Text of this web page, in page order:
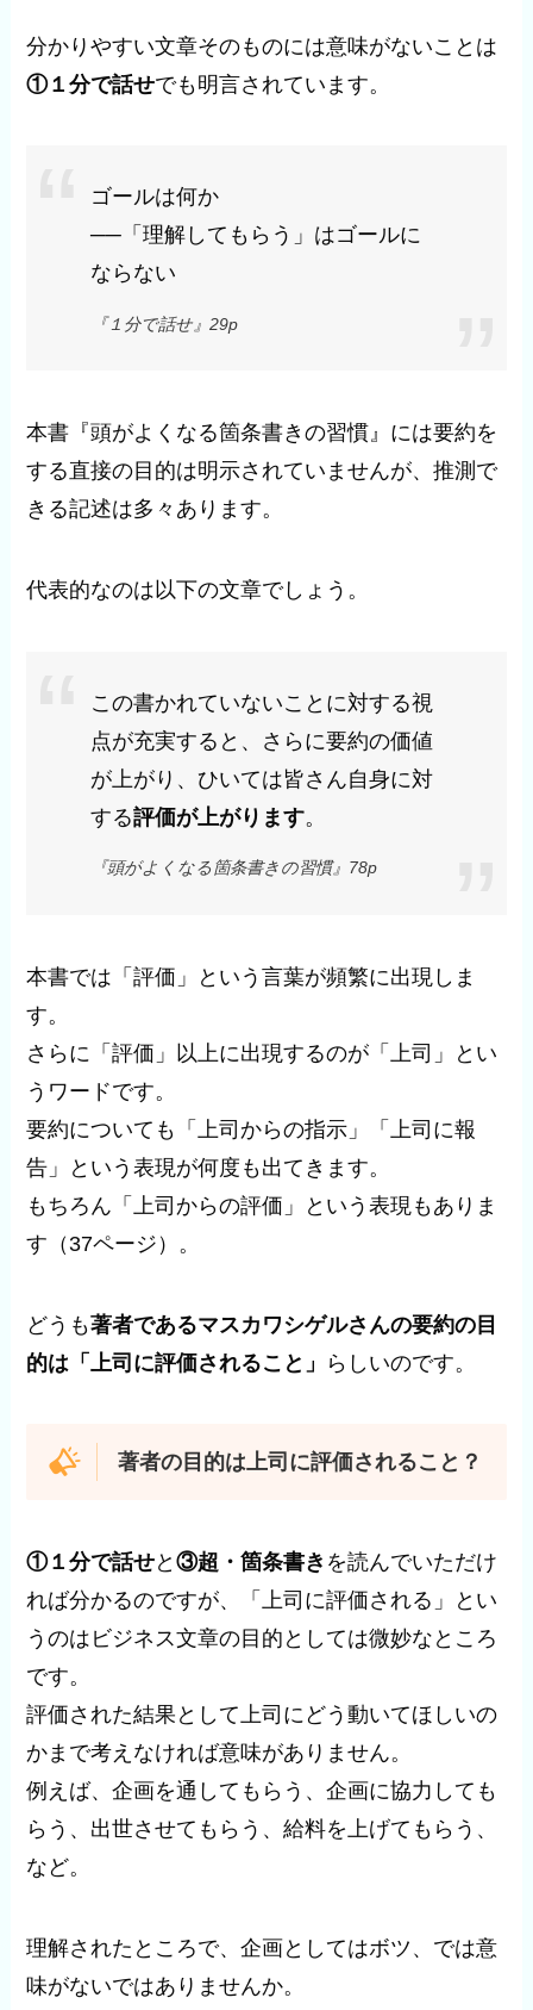
分かりやすい文章そのものには意味がないことは
①１分で話せでも明言されています。
ゴールは何か
──「理解してもらう」はゴールに
ならない
『１分で話せ』29p
本書『頭がよくなる箇条書きの習慣』には要約を
する直接の目的は明示されていませんが、推測で
きる記述は多々あります。
代表的なのは以下の文章でしょう。
この書かれていないことに対する視
点が充実すると、さらに要約の価値
が上がり、ひいては皆さん自身に対
する評価が上がります。
『頭がよくなる箇条書きの習慣』78p
本書では「評価」という言葉が頻繁に出現しま
す。
さらに「評価」以上に出現するのが「上司」とい
うワードです。
要約についても「上司からの指示」「上司に報
告」という表現が何度も出てきます。
もちろん「上司からの評価」という表現もありま
す（37ページ）。
どうも著者であるマスカワシゲルさんの要約の目
的は「上司に評価されること」
らしいのです。
著者の目的は上司に評価されること？
①１分で話せと③超・箇条書き を読んでいただけ
れば分かるのですが、「上司に評価される」とい
うのはビジネス文章の目的としては微妙なところ
です。
評価された結果として上司にどう動いてほしいの
かまで考えなければ意味がありません。
例えば、企画を通してもらう、企画に協力しても
らう、出世させてもらう、給料を上げてもらう、
など。
理解されたところで、企画としてはボツ、では意
味がないではありませんか。